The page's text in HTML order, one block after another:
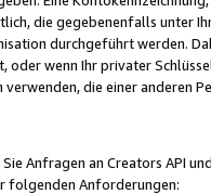
die gegebenenfalls unter
durchgeführt werden.
oder wenn Ihr privater
die einer anderen
Sie Anfragen an Creators API
folgenden Anforderungen: